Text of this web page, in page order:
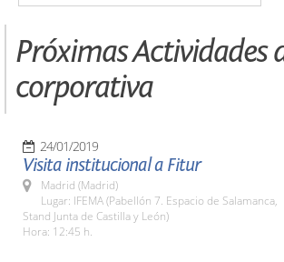
Próximas Actividades
corporativa
24/01/2019
Visita institucional a Fitur
Madrid (Madrid)
Lugar: IFEMA (Pabellón 7. Espacio de Salamanca,
Stand Junta de Castilla y León)
Hora: 12:45 h.